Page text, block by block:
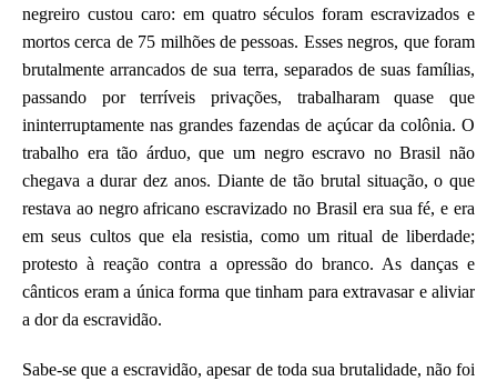
negreiro custou caro: em quatro séculos foram escravizados e
mortos cerca de 75 milhões de pessoas. Esses negros, que foram
brutalmente arrancados de sua terra, separados de suas famílias,
passando por terríveis privações, trabalharam quase que
ininterruptamente nas grandes fazendas de açúcar da colônia. O
trabalho era tão árduo, que um negro escravo no Brasil não
chegava a durar dez anos. Diante de tão brutal situação, o que
restava ao negro africano escravizado no Brasil era sua fé, e era
em seus cultos que ela resistia, como um ritual de liberdade;
protesto à reação contra a opressão do branco. As danças e
cânticos eram a única forma que tinham para extravasar e aliviar
a dor da escravidão.
Sabe-se que a escravidão, apesar de toda sua brutalidade, não foi